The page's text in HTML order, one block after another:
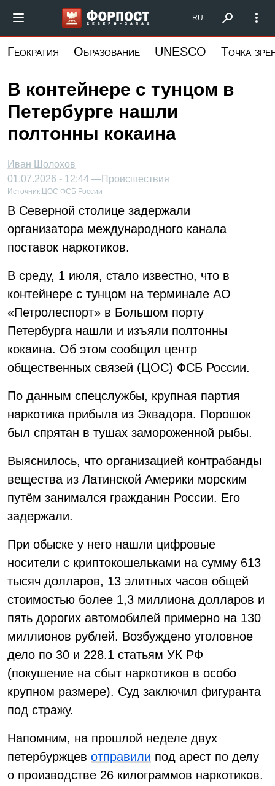
основному
Форпост Северо-Запад
RU
Геократия Образование UNESCO Точка
В контейнере с тунцом в
Петербурге нашли
полтонны кокаина
Иван Шолохов
01.07.2026 - 12:44 —Происшествия
Источник: ЦОС ФСБ России
В Северной столице задержали
организатора международного канала
поставок наркотиков.
В среду, 1 июля, стало известно, что в
контейнере с тунцом на терминале АО
«Петролеспорт» в Большом порту
Петербурга нашли и изъяли полтонны
кокаина. Об этом сообщил центр
общественных связей (ЦОС) ФСБ России.
По данным спецслужбы, крупная партия
наркотика прибыла из Эквадора. Порошок
был спрятан в тушах замороженной рыбы.
Выяснилось, что организацией контрабанды
вещества из Латинской Америки морским
путём занимался гражданин России. Его
задержали.
При обыске у него нашли цифровые
носители с криптокошельками на сумму 613
тысяч долларов, 13 элитных часов общей
стоимостью более 1,3 миллиона долларов и
пять дорогих автомобилей примерно на 130
миллионов рублей. Возбуждено уголовное
дело по 30 и 228.1 статьям УК РФ
(покушение на сбыт наркотиков в особо
крупном размере). Суд заключил фигуранта
под стражу.
Напомним, на прошлой неделе двух
петербуржцев отправили под арест по делу
о производстве 26 килограммов наркотиков.